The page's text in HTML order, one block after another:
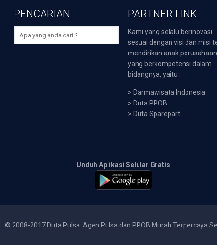
PENCARIAN PARTNER LINK
Kami yang selalu berinovasi
sesuai dengan visi dan misi
mendirikan anak perusahaan
yang berkompetensi dalam
bidangnya, yaitu :
> Darmawisata Indonesia
> Duta PPOB
> Duta Sparepart
Unduh Aplikasi Selular Gratis
© 2008-2017 Duta Pulsa: Agen Pulsa dan PPOB Murah Terpercaya